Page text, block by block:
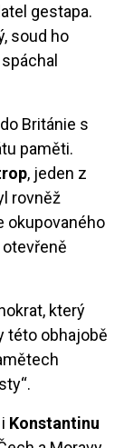
gestapa.
soud ho
Británie s
paměti.
, jeden z
rovněž
okupovaného
který
této obhajobě
Konstantinu